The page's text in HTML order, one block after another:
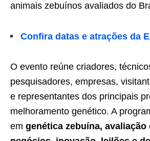
animais zebuínos avaliados do
Confira datas e atrações da
O evento reúne criadores,
pesquisadores, empresas,
e representantes dos principais
melhoramento genético. A
em genética zebuína, avaliação